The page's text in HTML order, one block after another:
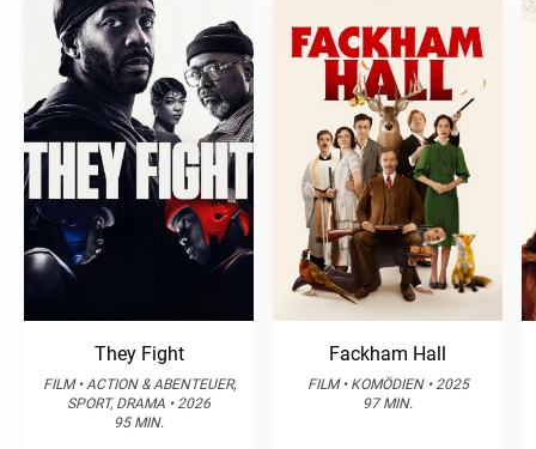
They Fight
FILM • ACTION & ABENTEUER,
SPORT, DRAMA • 2026
95 MIN.
Fackham Hall
FILM • KOMÖDIEN • 2025
97 MIN.